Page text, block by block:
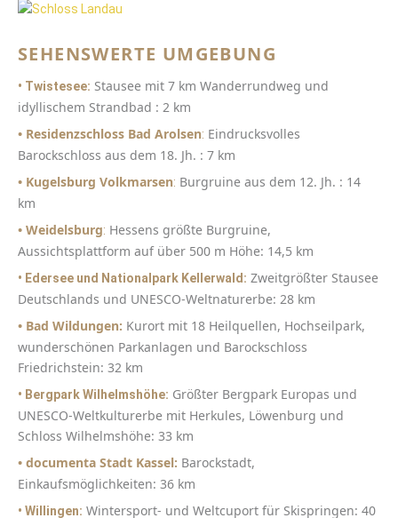
SEHENSWERTE UMGEBUNG
• Twistesee: Stausee mit 7 km Wanderrundweg und
idyllischem Strandbad : 2 km
• Residenzschloss Bad Arolsen: Eindrucksvolles
Barockschloss aus dem 18. Jh. : 7 km
• Kugelsburg Volkmarsen: Burgruine aus dem 12. Jh. : 14
km
• Weidelsburg: Hessens größte Burgruine,
Aussichtsplattform auf über 500 m Höhe: 14,5 km
• Edersee und Nationalpark Kellerwald: Zweitgrößter Stausee
Deutschlands und UNESCO-Weltnaturerbe: 28 km
• Bad Wildungen: Kurort mit 18 Heilquellen, Hochseilpark,
wunderschönen Parkanlagen und Barockschloss
Friedrichstein: 32 km
• Bergpark Wilhelmshöhe: Größter Bergpark Europas und
UNESCO-Weltkulturerbe mit Herkules, Löwenburg und
Schloss Wilhelmshöhe: 33 km
• documenta Stadt Kassel: Barockstadt,
Einkaufsmöglichkeiten: 36 km
• Willingen: Wintersport- und Weltcuport für Skispringen: 40